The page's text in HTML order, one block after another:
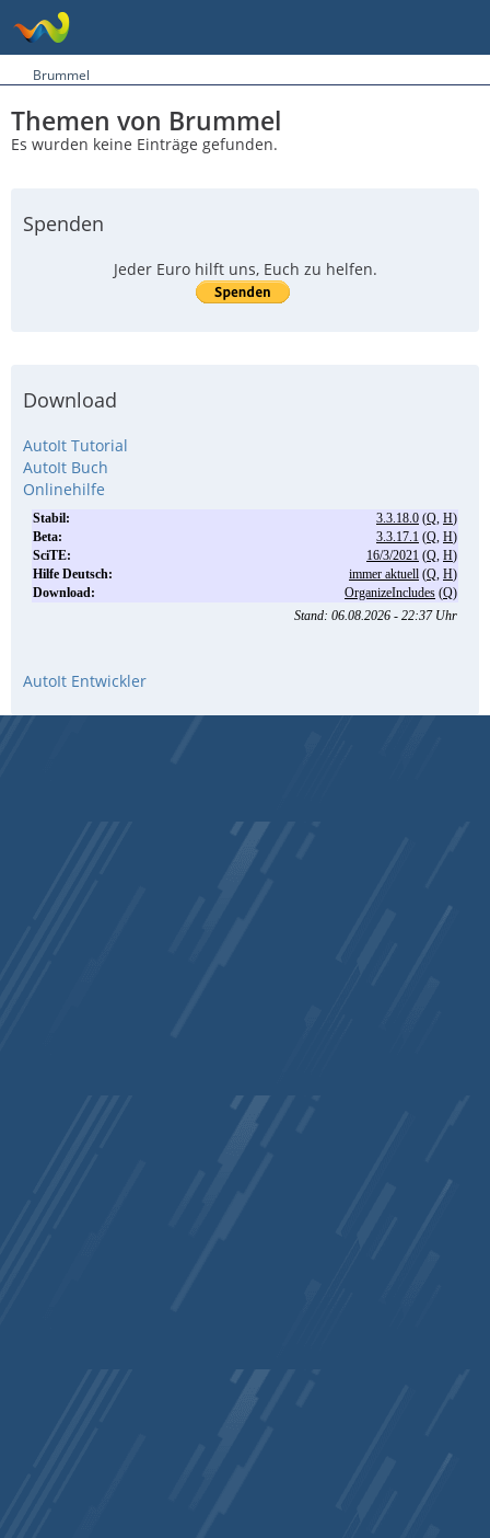
Brummel
Themen von Brummel
Es wurden keine Einträge gefunden.
Spenden
Jeder Euro hilft uns, Euch zu helfen.
Download
AutoIt Tutorial
AutoIt Buch
Onlinehilfe
AutoIt Entwickler